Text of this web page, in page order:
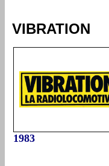
VIBRATION
1983